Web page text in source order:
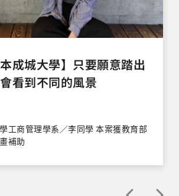
本成城大學】只要願意踏出
看到不同的風景
管理學系／李同學 本案獲教育部
補助